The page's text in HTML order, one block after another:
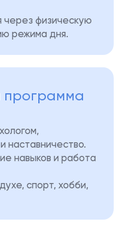
через физическую
режима дня.
программа
наставничество.
навыков и работа
спорт, хобби,